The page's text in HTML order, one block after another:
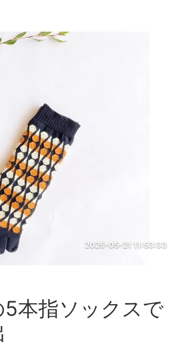
2025-05-21 11:53:33
本指ソックスで